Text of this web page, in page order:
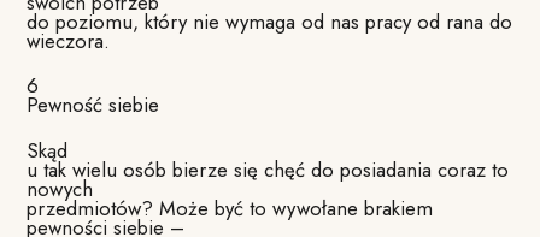
do poziomu, który nie wymaga od nas pracy od rana do
wieczora.
6
Pewność siebie
Skąd
u tak wielu osób bierze się chęć do posiadania coraz to
nowych
przedmiotów? Może być to wywołane brakiem
pewności siebie –